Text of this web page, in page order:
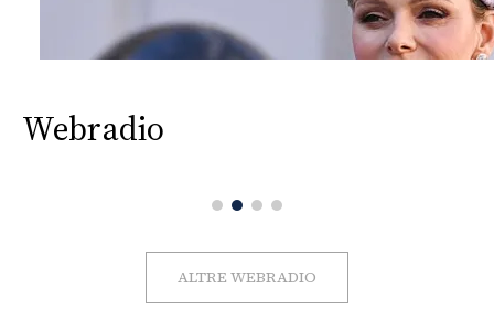
Webradio
ALTRE WEBRADIO